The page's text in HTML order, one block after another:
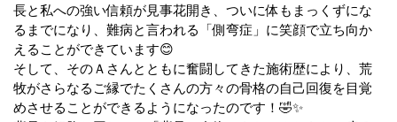
長と私への強い信頼が見事花開き、ついに体もまっくずにな
るまでになり、難病と言われる「側弯症」に笑顔で立ち向か
えることができています😊
そして、そのＡさんとともに奮闘してきた施術歴により、荒
牧がさらなるご縁でたくさんの方々の骨格の自己回復を目覚
めさせることができるようになったのです！🤣✨